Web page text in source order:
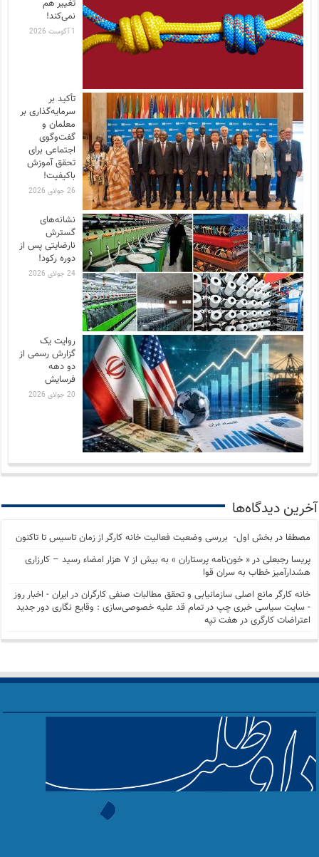
تغییر هم
نمی‌کند!
1 آگوست 2026
تأکید بر
سرمایه‌گذاری بر
معلمان و
گفت‌وگوی
اجتماعی برای
تحقق آموزش
باکیفیت!
26 جولای 2026
نشانه‌های
گسترش
نارضایتی‌ پس از
دوره رکود!
24 جولای 2026
روایت یک
گزارش رسمی از
دو دهه
فرسایش
20 جولای 2026
آخرین دیدگاه‌ها
مصطفا در بخش اول- بررسی وضعیت فعالیت خانه کارگر از زمان تاسیس تا تاکنون
پریسا رجبعلی در
« خون‌نامه پرستاران » به بیش از ۷ هزار امضاء رسید – کارزاری
هشدارآمیز خطاب به سران قوا
خانه کارگر مانع اصلی سازمانیابی و تحقق مطالبات صنفی کارگران در ایران - اخبار روز
- سايت سياسی خبری چپ درتمام قد علیه خصوصی‌سازی : وقایع نگاری دور جدید
اعتراضات کارگری در هفت تپه